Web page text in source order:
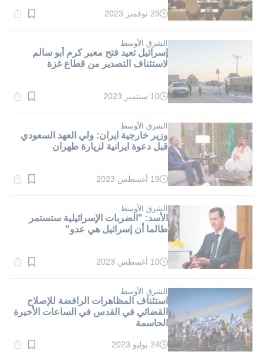
وقت
دقيقة.
29 نوفمبر 2023
الشرق الأوسط
إسرائيل تعيد فتح معبر كرم أبو سالم
لاستئناف التصدير من قطاع غزة
وقت
دقيقة.
10 سبتمبر 2023
الشرق الأوسط
وزير خارجية ايران: ولي العهد السعودي
قبل دعوة ايرانية لزيارة طهران
وقت
دقيقة.
19 أغسطس 2023
الشرق الأوسط
الأسد: "الضربات الإسرائيلية ستستمر
طالما أن إسرائيل هي عدو"
وقت
دقيقة.
10 أغسطس 2023
الشرق الأوسط
استئناف المظاهرات الرافضة للإصلاح
القضائي في القدس في الساعات الأخيرة
الحاسمة
وقت
24 يوليو 2023